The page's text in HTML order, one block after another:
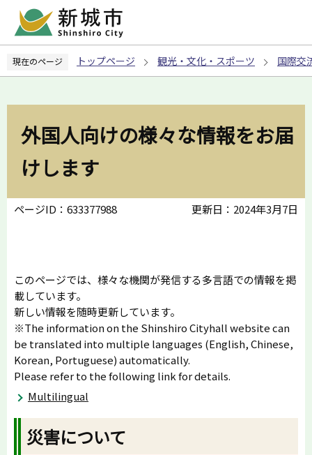
ペ
の
現在のページ トップページ 観光・文化・スポーツ 国際交
外国人向けの様々な情報をお届
けします
ページID：633377988 更新日：2024年3月7日
このページでは、様々な機関が発信する多言語での情報を掲
載しています。
新しい情報を随時更新しています。
※The information on the Shinshiro Cityhall website can
be translated into multiple languages (English, Chinese,
Korean, Portuguese) automatically.
Please refer to the following link for details.
Multilingual
災害について